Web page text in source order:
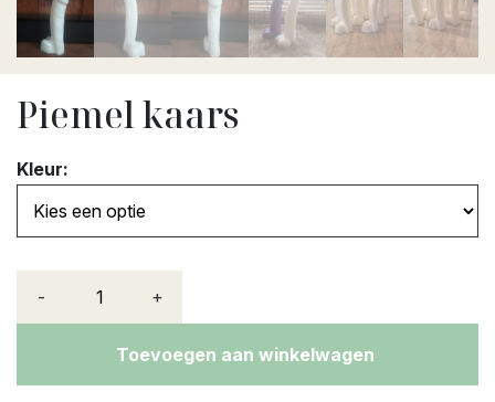
Piemel kaars
Kleur:
- +
Toevoegen aan winkelwagen